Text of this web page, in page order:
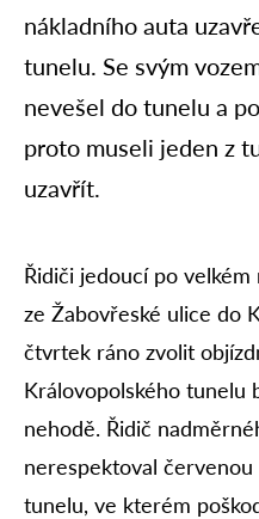
nákladního auta
tunelu. Se svým
nevešel do tunelu a
proto museli jeden z
uzavřít.
Řidiči jedoucí po
ze Žabovřeské ulice do
čtvrtek ráno zvolit
Královopolského tunelu
nehodě. Řidič
nerespektoval
tunelu, ve kterém